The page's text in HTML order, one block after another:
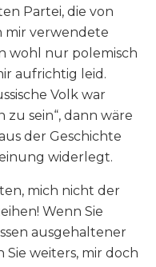
Partei, die von
mir verwendete
wohl nur polemisch
aufrichtig leid.
Volk war
sein“, dann wäre
der Geschichte
widerlegt.
mich nicht der
Wenn Sie
ausgehaltener
weiters, mir doch